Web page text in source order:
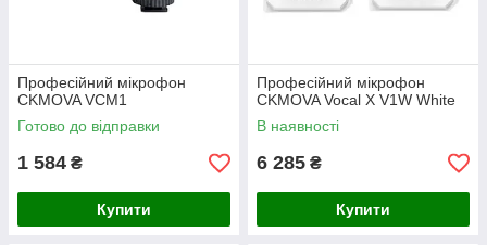
Професійний мікрофон
CKMOVA VCM1
Готово до відправки
1 584 ₴
Купити
Професійний мікрофон
CKMOVA Vocal X V1W White
В наявності
6 285 ₴
Купити